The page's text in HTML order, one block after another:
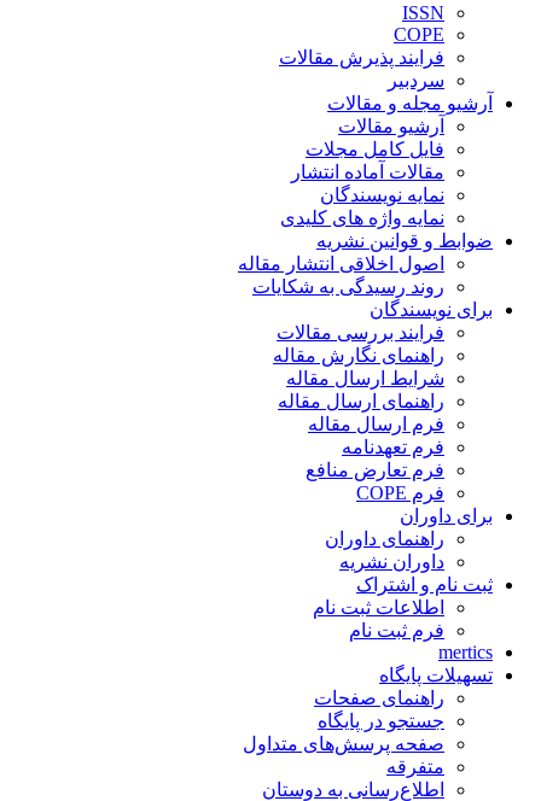
ISSN
COPE
فرایند پذیرش مقالات
سردبیر
آرشیو مجله و مقالات
آرشیو مقالات
فایل کامل مجلات
مقالات آماده انتشار
نمایه نویسندگان
نمایه واژه های کلیدی
ضوابط و قوانین نشریه
اصول اخلاقی انتشار مقاله
روند رسیدگی به شکایات
برای نویسندگان
فرایند بررسی مقالات
راهنمای نگارش مقاله
شرایط ارسال مقاله
راهنمای ارسال مقاله
فرم ارسال مقاله
فرم تعهدنامه
فرم تعارض منافع
فرم COPE
برای داوران
راهنمای داوران
داوران نشریه
ثبت نام و اشتراک
اطلاعات ثبت نام
فرم ثبت نام
mertics
تسهیلات پایگاه
راهنمای صفحات
جستجو در پایگاه
صفحه پرسش‌های متداول
متفرقه
اطلاع‌رسانی به دوستان